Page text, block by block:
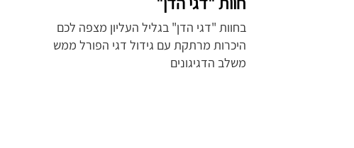
בחוות "דגי הדן" בגליל העליון מצפה לכם
היכרות מרתקת עם גידול דגי הפורל ממש
משלב הדגיגונים